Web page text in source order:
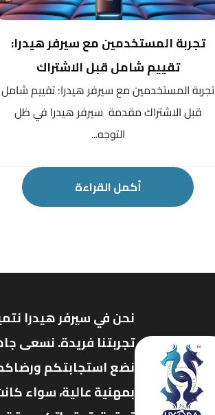
تجربة المستخدمين مع سيرفر هيدرا:
تقييم شامل قبل الاشتراك
تجربة المستخدمين مع سيرفر هيدرا: تقييم شامل
قبل الاشتراك مقدمة سيرفر هيدرا في ظل
التوجه...
أكمل القراءة
نحن في سيرفر هيدرا
تجربتنا فريدة. نسعى
نضع استجابتكم ورضاكم
بمهنية عالية، سواء